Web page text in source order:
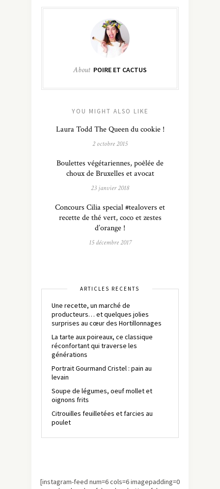
About POIRE ET CACTUS
YOU MIGHT ALSO LIKE
Laura Todd The Queen du cookie !
2 octobre 2015
Boulettes végétariennes, poêlée de
choux de Bruxelles et avocat
23 janvier 2018
Concours Cilia special #tealovers et
recette de thé vert, coco et zestes
d’orange !
15 décembre 2017
ARTICLES RÉCENTS
Une recette, un marché de
producteurs… et quelques jolies
surprises au cœur des Hortillonnages
La tarte aux poireaux, ce classique
réconfortant qui traverse les
générations
Portrait Gourmand Cristel : pain au
levain
Soupe de légumes, oeuf mollet et
oignons frits
Citrouilles feuilletées et farcies au
poulet
[instagram-feed num=6 cols=6 imagepadding=0